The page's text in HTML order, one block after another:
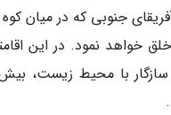
جنوبی که در